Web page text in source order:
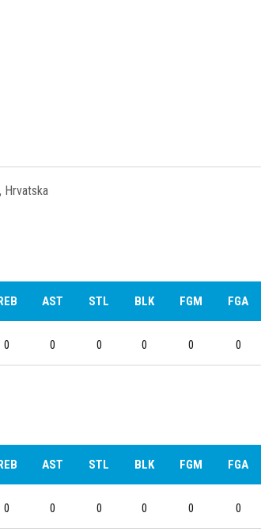
Hrvatska
AST STL BLK FGM FGA
0 0 0 0 0 0
REB AST STL BLK FGM FGA
0 0 0 0 0 0